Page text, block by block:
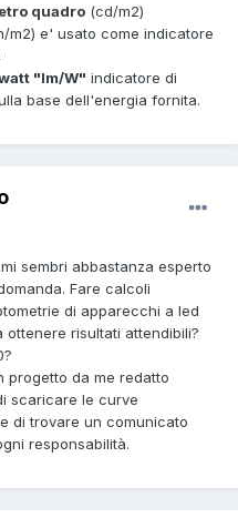
quadro (cd/m2)
m2) e' usato come indicatore
"lm/W" indicatore di
base dell'energia fornita.
sembri abbastanza esperto
Fare calcoli
di apparecchi a led
risultati attendibili?
progetto da me redatto
scaricare le curve
di trovare un comunicato
responsabilità.